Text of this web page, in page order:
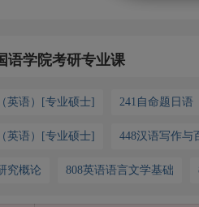
语学院考研专业课
英语）[专业硕士] 241自命题日语
英语）[专业硕士] 448汉语写作与
究概论 808英语语言文学基础